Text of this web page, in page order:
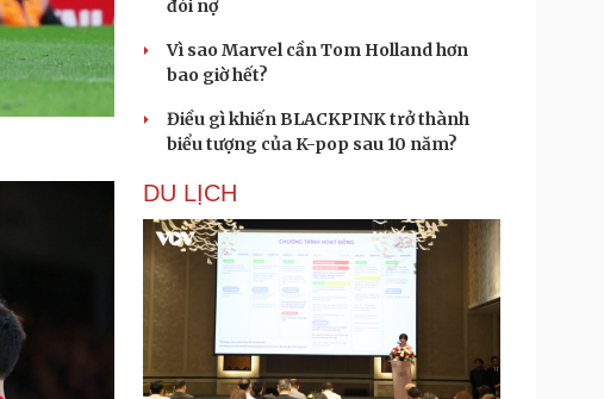
đòi nợ
Vì sao Marvel cần Tom Holland hơn
bao giờ hết?
Điều gì khiến BLACKPINK trở thành
biểu tượng của K-pop sau 10 năm?
DU LỊCH